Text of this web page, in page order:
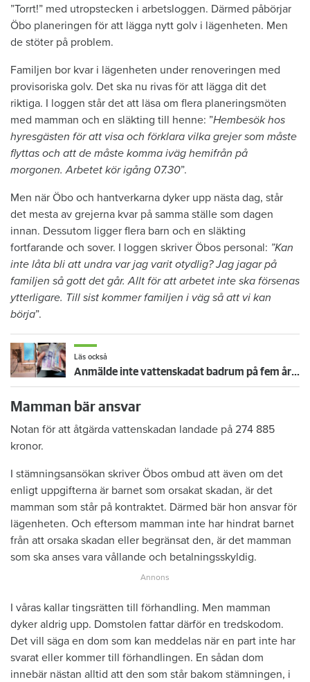
”Torrt!” med utropstecken i arbetsloggen. Därmed påbörjar
Öbo planeringen för att lägga nytt golv i lägenheten. Men
de stöter på problem.
Familjen bor kvar i lägenheten under renoveringen med
provisoriska golv. Det ska nu rivas för att lägga dit det
riktiga. I loggen står det att läsa om flera planeringsmöten
med mamman och en släkting till henne: ”Hembesök hos
hyresgästen för att visa och förklara vilka grejer som måste
flyttas och att de måste komma iväg hemifrån på
morgonen. Arbetet kör igång 07.30”.
Men när Öbo och hantverkarna dyker upp nästa dag, står
det mesta av grejerna kvar på samma ställe som dagen
innan. Dessutom ligger flera barn och en släkting
fortfarande och sover. I loggen skriver Öbos personal: ”Kan
inte låta bli att undra var jag varit otydlig? Jag jagar på
familjen så gott det går. Allt för att arbetet inte ska försenas
ytterligare. Till sist kommer familjen i väg så att vi kan
börja”.
Läs också
Anmälde inte vattenskadat badrum på fem år – krävs på 125 000 kronor
Mamman bär ansvar
Notan för att åtgärda vattenskadan landade på 274 885
kronor.
I stämningsansökan skriver Öbos ombud att även om det
enligt uppgifterna är barnet som orsakat skadan, är det
mamman som står på kontraktet. Därmed bär hon ansvar för
lägenheten. Och eftersom mamman inte har hindrat barnet
från att orsaka skadan eller begränsat den, är det mamman
som ska anses vara vållande och betalningsskyldig.
I våras kallar tingsrätten till förhandling. Men mamman
dyker aldrig upp. Domstolen fattar därför en tredskodom.
Det vill säga en dom som kan meddelas när en part inte har
svarat eller kommer till förhandlingen. En sådan dom
innebär nästan alltid att den som står bakom stämningen, i